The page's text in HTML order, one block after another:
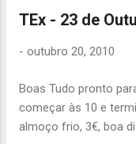
queijo(6
cabeças) e 3
tang(1 saqueta) -
Patrulha Crocodilo:
Estação Fluvial de
TEx - 23 de
- outubro 20, 2010
Boas Tudo pronto
começar às 10 e
almoço frio, 3€, boa